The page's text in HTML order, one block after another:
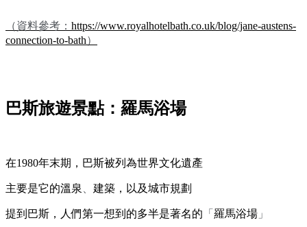
（資料參考： https://www.royalhotelbath.co.uk/blog/jane-austens-
connection-to-bath）
巴斯旅遊景點：羅馬浴場
在1980年末期，巴斯被列為世界文化遺產
主要是它的溫泉 建築，以及城市規劃
提到巴斯，人們第一想到的多半是著名的 「 羅馬浴場 」